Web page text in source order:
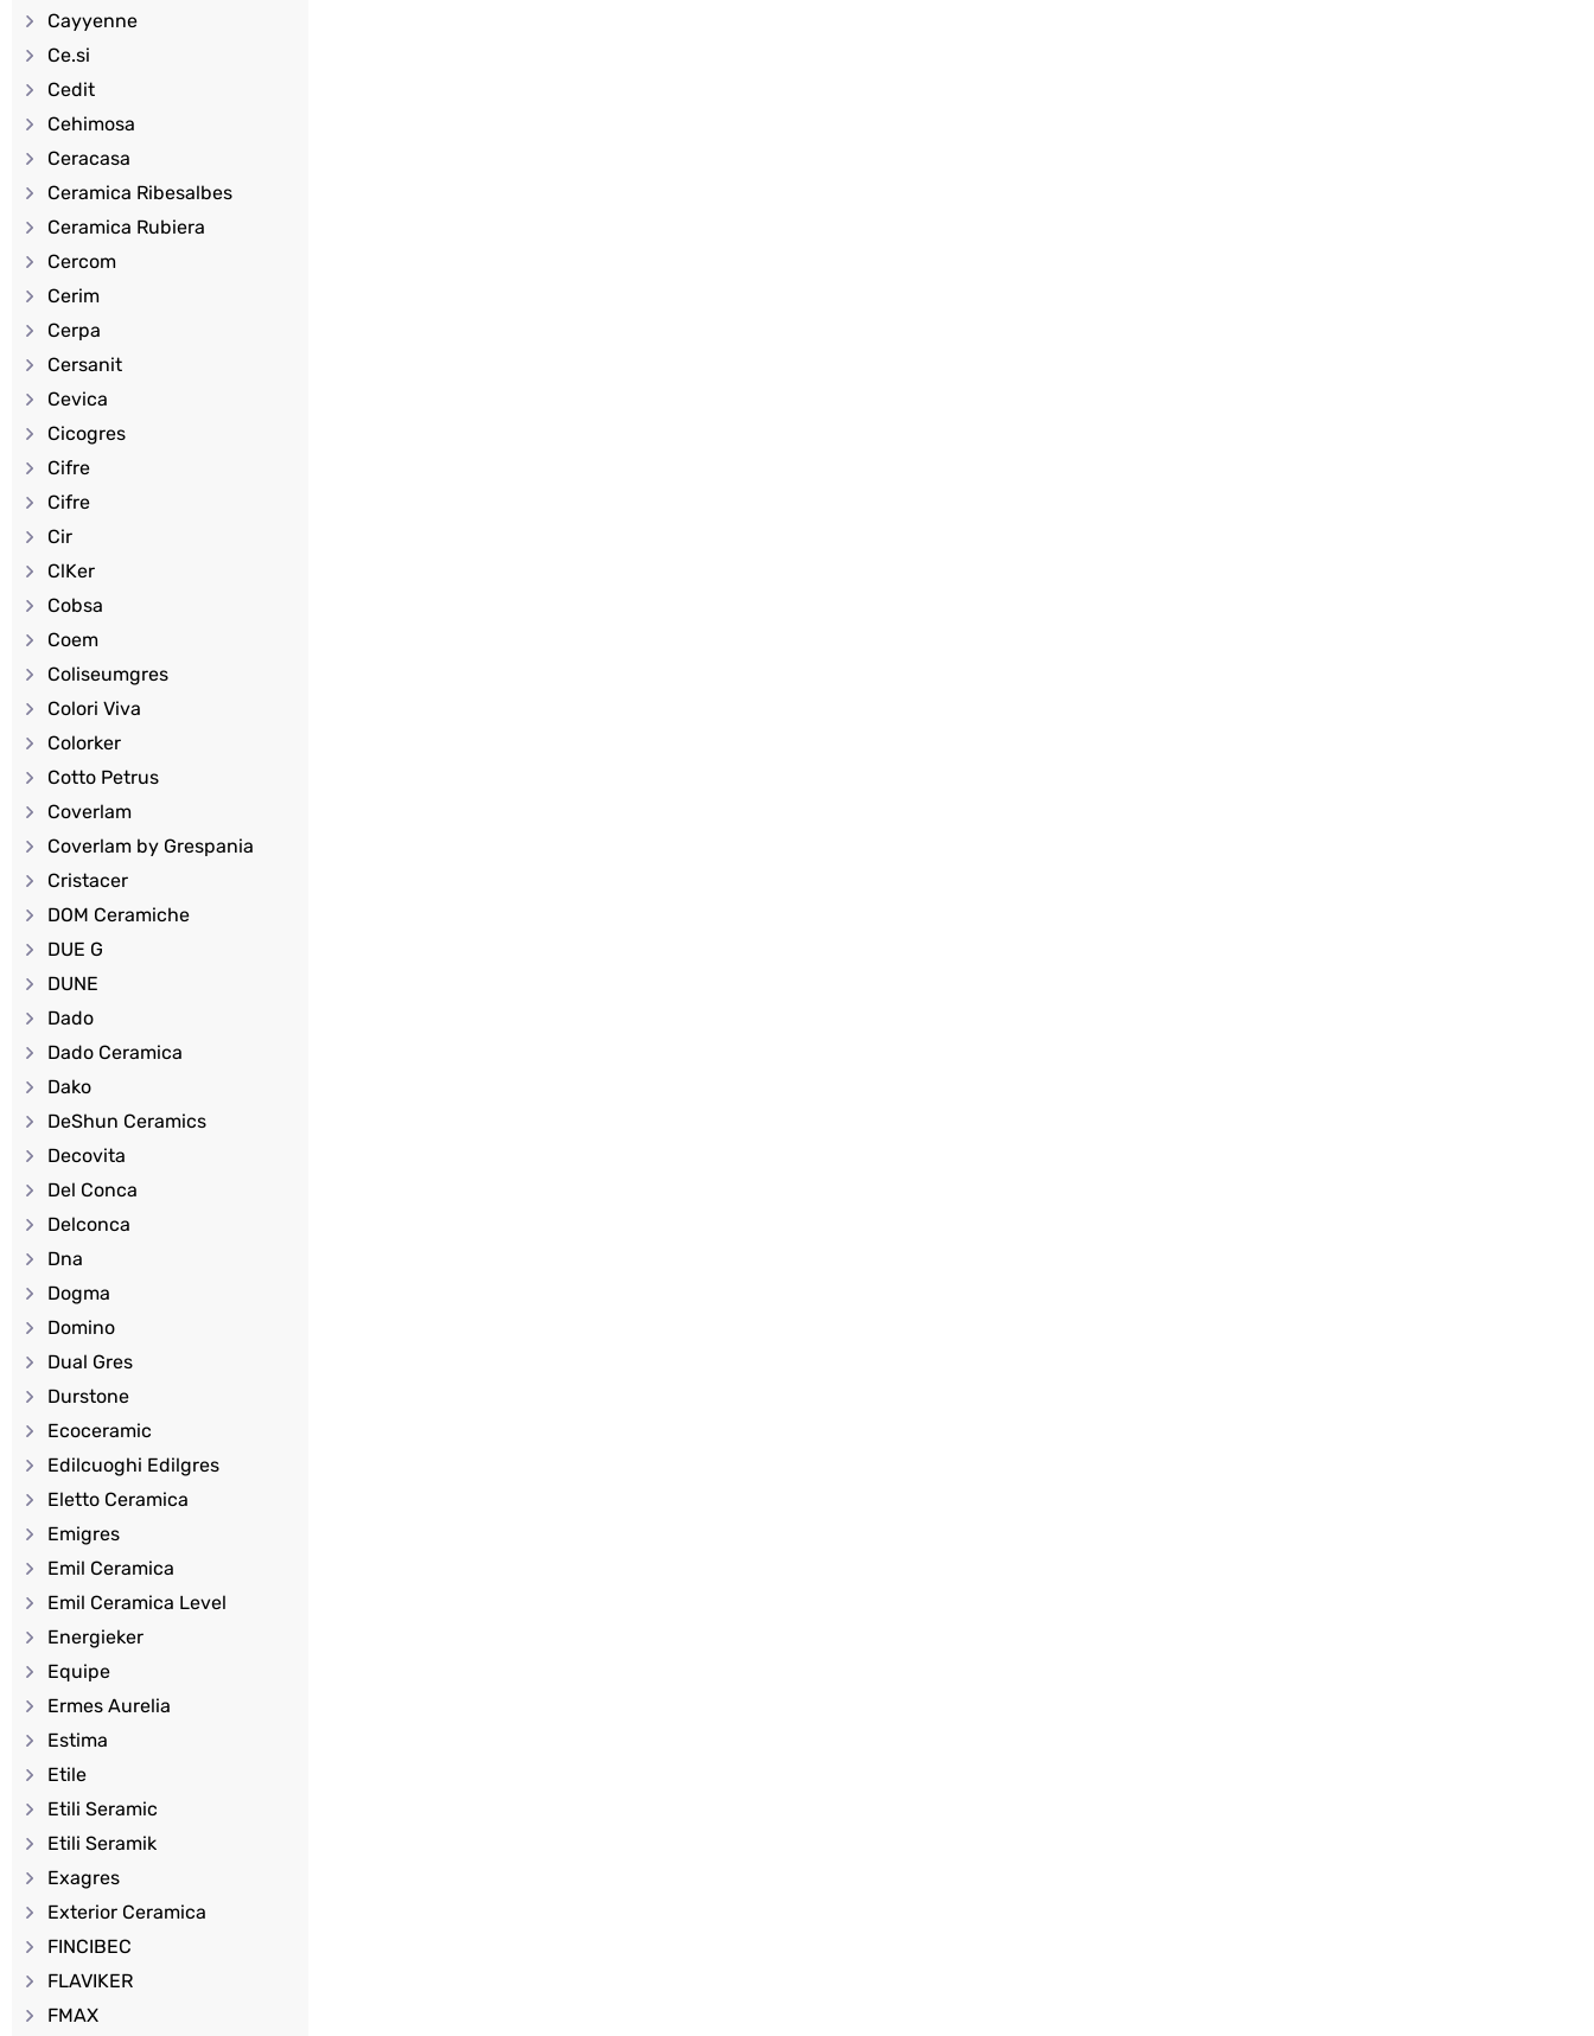
Cayyenne
Ce.si
Cedit
Cehimosa
Ceracasa
Ceramica Ribesalbes
Ceramica Rubiera
Cercom
Cerim
Cerpa
Cersanit
Cevica
Cicogres
Cifre
Cifre
Cir
ClKer
Cobsa
Coem
Coliseumgres
Colori Viva
Colorker
Cotto Petrus
Coverlam
Coverlam by Grespania
Cristacer
DOM Ceramiche
DUE G
DUNE
Dado
Dado Ceramica
Dako
DeShun Ceramics
Decovita
Del Conca
Delconca
Dna
Dogma
Domino
Dual Gres
Durstone
Ecoceramic
Edilcuoghi Edilgres
Eletto Ceramica
Emigres
Emil Ceramica
Emil Ceramica Level
Energieker
Equipe
Ermes Aurelia
Estima
Etile
Etili Seramic
Etili Seramik
Exagres
Exterior Ceramica
FINCIBEC
FLAVIKER
FMAX